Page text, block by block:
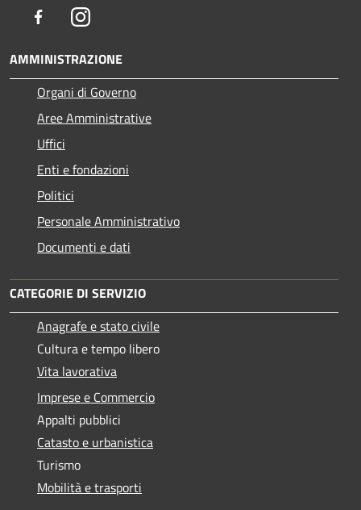
FacebookInstagram
AMMINISTRAZIONE
Organi di Governo
Aree Amministrative
Uffici
Enti e fondazioni
Politici
Personale Amministrativo
Documenti e dati
CATEGORIE DI SERVIZIO
Anagrafe e stato civile
Cultura e tempo libero
Vita lavorativa
Imprese e Commercio
Appalti pubblici
Catasto e urbanistica
Turismo
Mobilità e trasporti